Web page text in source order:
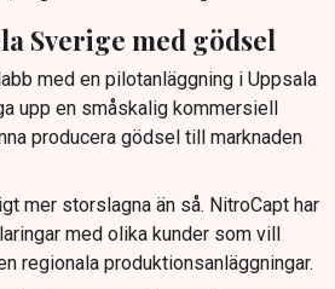
Sverige med gödsel
med en pilotanläggning i Uppsala
upp en småskalig kommersiell
producera gödsel till marknaden
mer storslagna än så. NitroCapt har
med olika kunder som vill
regionala produktionsanläggningar.